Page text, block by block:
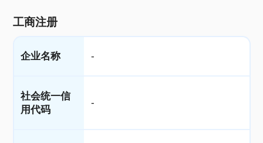
工商注册
企业名称 -
社会统一信
用代码
-